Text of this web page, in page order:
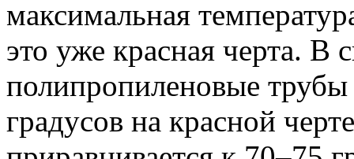
максимальная
это уже красная черта. В
полипропиленовые
градусов на красной